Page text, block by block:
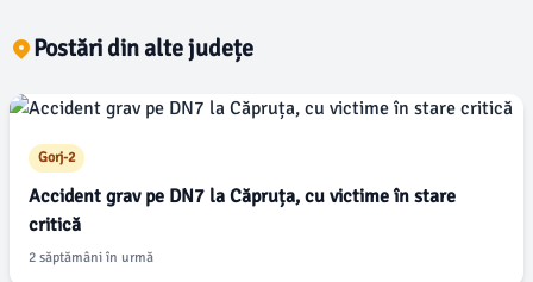
Postări din alte județe
Gorj-2
Accident grav pe DN7 la Căpruța, cu victime în stare
critică
2 săptămâni în urmă